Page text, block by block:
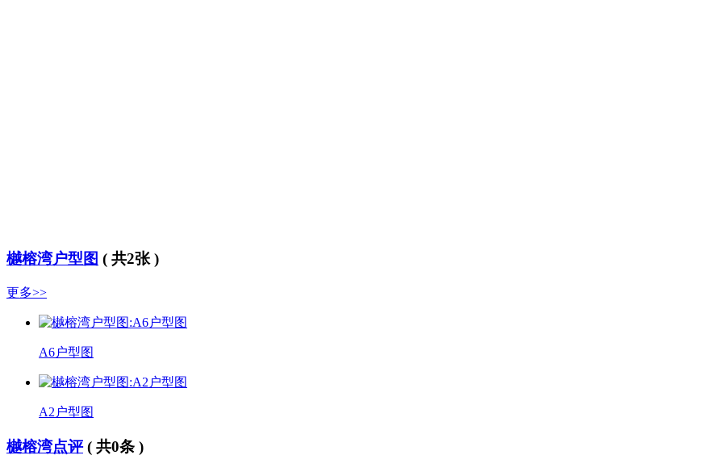
樾榕湾户型图 ( 共2张 )
更多>>
A6户型图
A2户型图
樾榕湾点评 ( 共0条 )